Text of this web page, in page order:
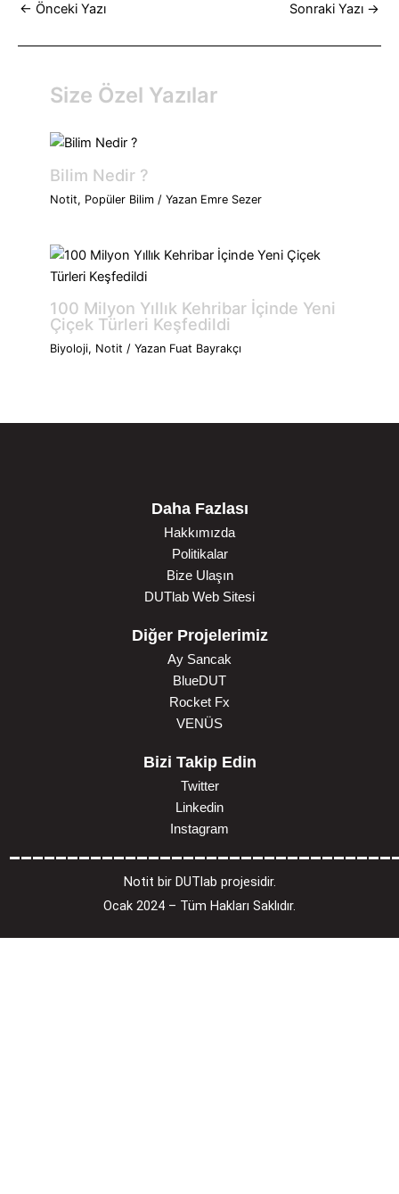
← Önceki Yazı Sonraki Yazı →
Size Özel Yazılar
Bilim Nedir ?
Notit, Popüler Bilim / Yazan Emre Sezer
100 Milyon Yıllık Kehribar İçinde Yeni
Çiçek Türleri Keşfedildi
Biyoloji, Notit / Yazan Fuat Bayrakçı
Daha Fazlası
Hakkımızda
Politikalar
Bize Ulaşın
DUTlab Web Sitesi
Diğer Projelerimiz
Ay Sancak
BlueDUT
Rocket Fx
VENÜS
Bizi Takip Edin
Twitter
Linkedin
Instagram
Notit bir DUTlab projesidir.
Ocak 2024 – Tüm Hakları Saklıdır.